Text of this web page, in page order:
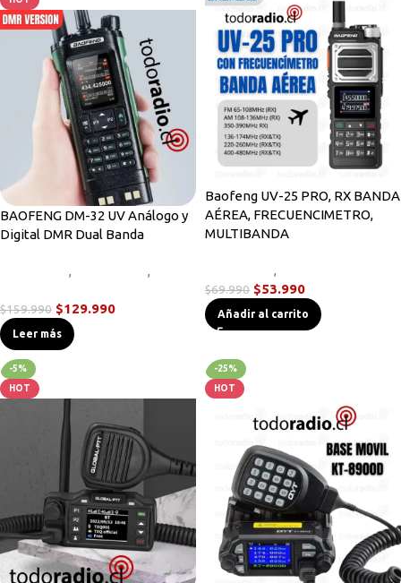
BAOFENG DM-32 UV Análogo y
Digital DMR Dual Banda
, ,
$159.990 $129.990
Leer más
Baofeng UV-25 PRO, RX BANDA
AÉREA, FRECUENCIMETRO,
MULTIBANDA
,
$69.990 $53.990
Añadir al carrito
-5%
HOT
-25%
HOT